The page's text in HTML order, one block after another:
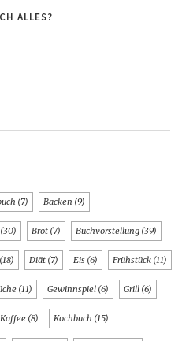
ALLES?
(7) Backen (9)
(30) Brot (7) Buchvorstellung (39)
(18) Diät (7) Eis (6) Frühstück (11)
(11) Gewinnspiel (6) Grill (6)
Kaffee (8) Kochbuch (15)